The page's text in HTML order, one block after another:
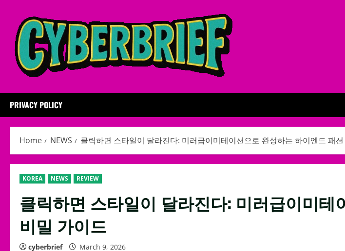
content
PRIVACY POLICY
Home NEWS 클릭하면 스타일이 달라진다: 미러급이미테이션으로 완성하는 하이엔드 패
KOREA NEWS REVIEW
클릭하면 스타일이 달라진다: 미러급이미
비밀 가이드
cyberbrief March 9, 2026